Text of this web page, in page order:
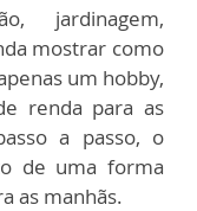
jardinagem,
mostrar como
um hobby,
renda para as
a passo, o
de uma forma
as manhãs.